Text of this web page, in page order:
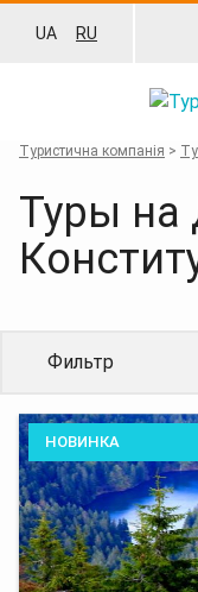
UA RU
Туристична компанія >
Туры на
Фильтр
НОВИНКА